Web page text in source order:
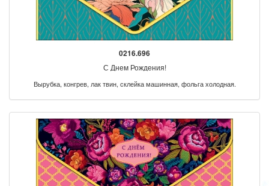
0216.696
С Днем Рождения!
Вырубка, конгрев, лак твин, склейка машинная, фольга холодная.